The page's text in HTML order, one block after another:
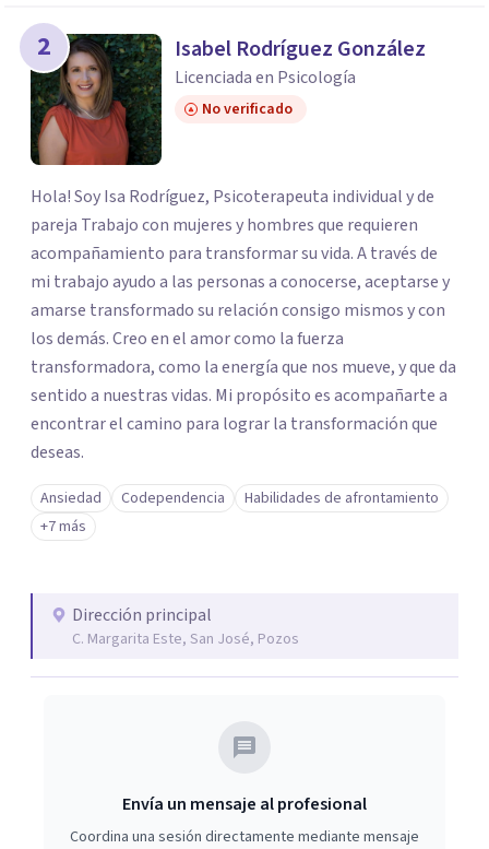
2 Isabel Rodríguez González
Licenciada en Psicología
No verificado
Hola! Soy Isa Rodríguez, Psicoterapeuta individual y de
pareja Trabajo con mujeres y hombres que requieren
acompañamiento para transformar su vida. A través de
mi trabajo ayudo a las personas a conocerse, aceptarse y
amarse transformado su relación consigo mismos y con
los demás. Creo en el amor como la fuerza
transformadora, como la energía que nos mueve, y que da
sentido a nuestras vidas. Mi propósito es acompañarte a
encontrar el camino para lograr la transformación que
deseas.
Ansiedad Codependencia
Habilidades de afrontamiento
+7 más
Dirección principal
C. Margarita Este, San José, Pozos
Envía un mensaje al profesional
Coordina una sesión directamente mediante mensaje